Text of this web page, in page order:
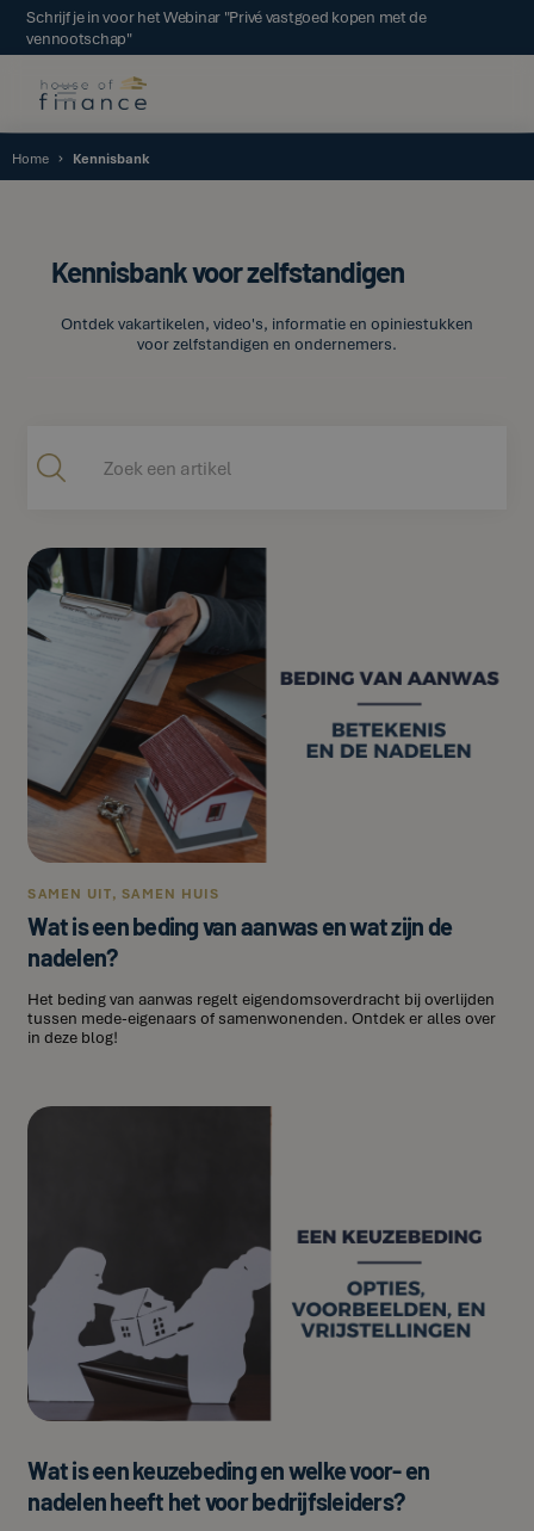
Schrijf je in voor het Webinar "Privé vastgoed kopen met de
vennootschap"
Home Kennisbank
Kennisbank voor zelfstandigen
Ontdek vakartikelen, video's, informatie en opiniestukken
voor zelfstandigen en ondernemers.
SAMEN UIT, SAMEN HUIS
Wat is een beding van aanwas en wat zijn de
nadelen?
Het beding van aanwas regelt eigendomsoverdracht bij overlijden
tussen mede-eigenaars of samenwonenden. Ontdek er alles over
in deze blog!
Wat is een keuzebeding en welke voor- en
nadelen heeft het voor bedrijfsleiders?